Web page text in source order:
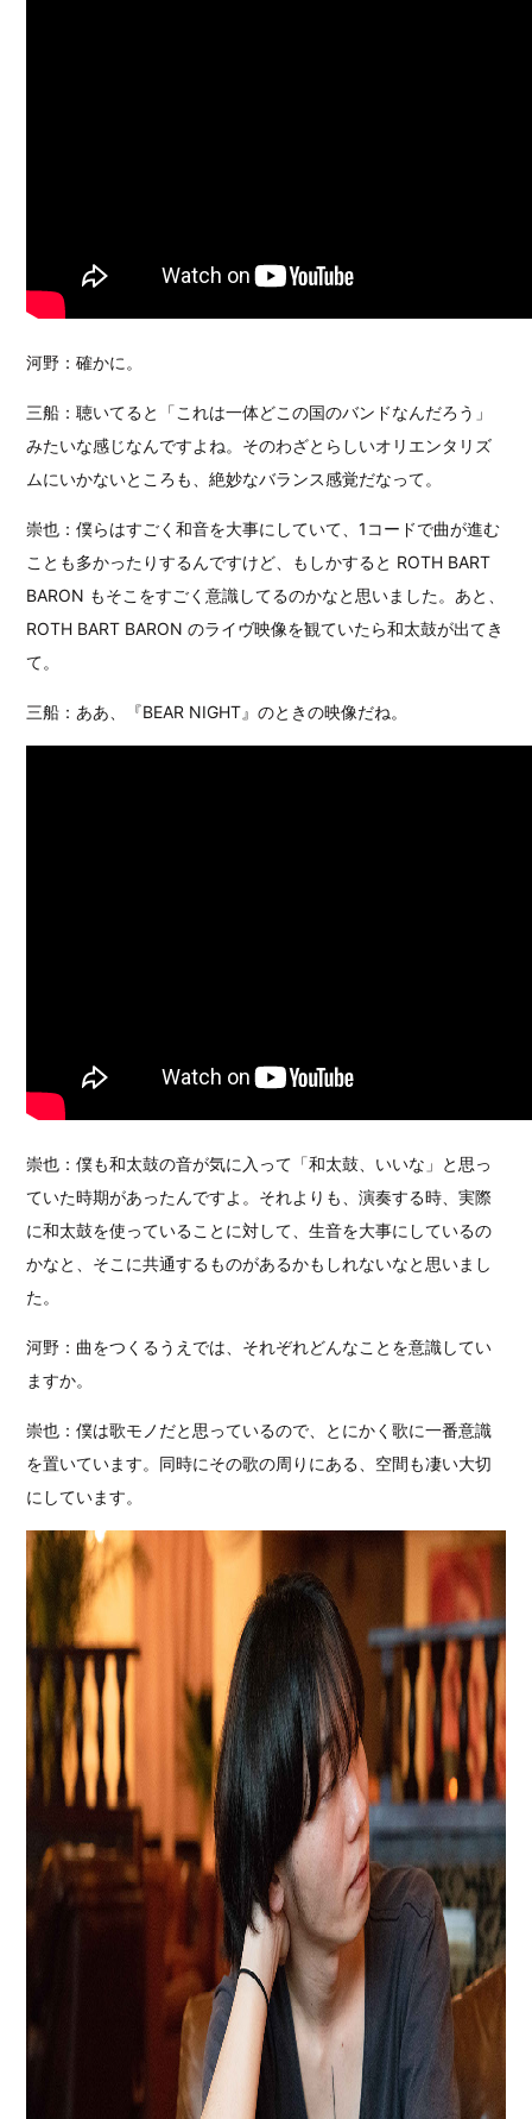
河野：確かに。
三船：聴いてると「これは一体どこの国のバンドなんだろう」
みたいな感じなんですよね。そのわざとらしいオリエンタリズ
ムにいかないところも、絶妙なバランス感覚だなって。
崇也：僕らはすごく和音を大事にしていて、1コードで曲が進む
ことも多かったりするんですけど、もしかすると ROTH BART
BARON もそこをすごく意識してるのかなと思いました。あと、
ROTH BART BARON のライヴ映像を観ていたら和太鼓が出てき
て。
三船：ああ、『BEAR NIGHT』のときの映像だね。
崇也：僕も和太鼓の音が気に入って「和太鼓、いいな」と思っ
ていた時期があったんですよ。それよりも、演奏する時、実際
に和太鼓を使っていることに対して、生音を大事にしているの
かなと、そこに共通するものがあるかもしれないなと思いまし
た。
河野：曲をつくるうえでは、それぞれどんなことを意識してい
ますか。
崇也：僕は歌モノだと思っているので、とにかく歌に一番意識
を置いています。同時にその歌の周りにある、空間も凄い大切
にしています。